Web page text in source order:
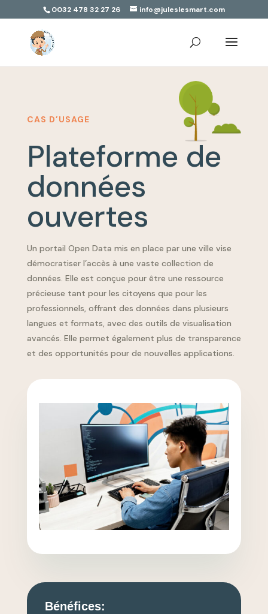
0032 478 32 27 26 info@juleslesmart.com
CAS D’USAGE
Plateforme de
données
ouvertes
Un portail Open Data mis en place par une ville vise
démocratiser l’accès à une vaste collection de
données. Elle est conçue pour être une ressource
précieuse tant pour les citoyens que pour les
professionnels, offrant des données dans plusieurs
langues et formats, avec des outils de visualisation
avancés. Elle permet également plus de transparence
et des opportunités pour de nouvelles applications.
Bénéfices: